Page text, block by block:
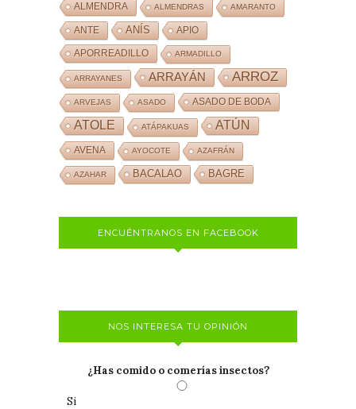
ALMENDRA ALMENDRAS AMARANTO
ANTE ANÍS APIO
APORREADILLO ARMADILLO
ARRAYANES ARRAYÁN ARROZ
ARVEJAS ASADO ASADO DE BODA
ATOLE ATÁPAKUAS ATÚN
AVENA AYOCOTE AZAFRÁN
AZAHAR BACALAO BAGRE
ENCUÉNTRANOS EN FACEBOOK
NOS INTERESA TU OPINIÓN
¿Has comido o comerías insectos?
Si